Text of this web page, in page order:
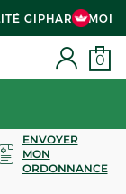
GIPHAR & MOI
0
ENVOYER
MON
ORDONNANCE